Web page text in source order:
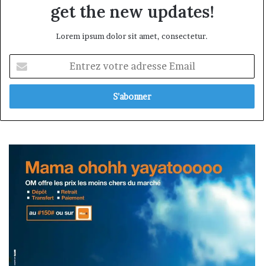
get the new updates!
Lorem ipsum dolor sit amet, consectetur.
votre
adresse